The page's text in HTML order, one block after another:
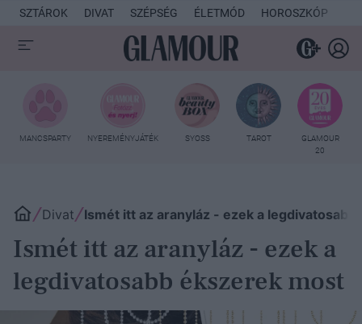
SZTÁROK DIVAT SZÉPSÉG ÉLETMÓD HOROSZKÓP
MANCSPARTY NYEREMÉNYJÁTÉK SYOSS TAROT
GLAMOUR
20
Divat Ismét itt az aranyláz - ezek a
Ismét itt az aranyláz - ezek a
legdivatosabb ékszerek most